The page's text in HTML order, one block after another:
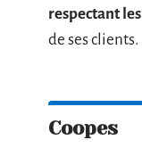
respectant
de ses clients.
Coopes